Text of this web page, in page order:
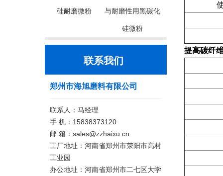
硅耐磨微粉 与耐磨性用黑碳化
硅微粉
联系我们
郑州市海旭磨料有限公司
联系人：马经理
手 机：15838373120
邮 箱：sales@zzhaixu.cn
工厂地址：河南省郑州市荥阳市高村
工业园
办公地址：河南省郑州市二七区大学
提高碳纤